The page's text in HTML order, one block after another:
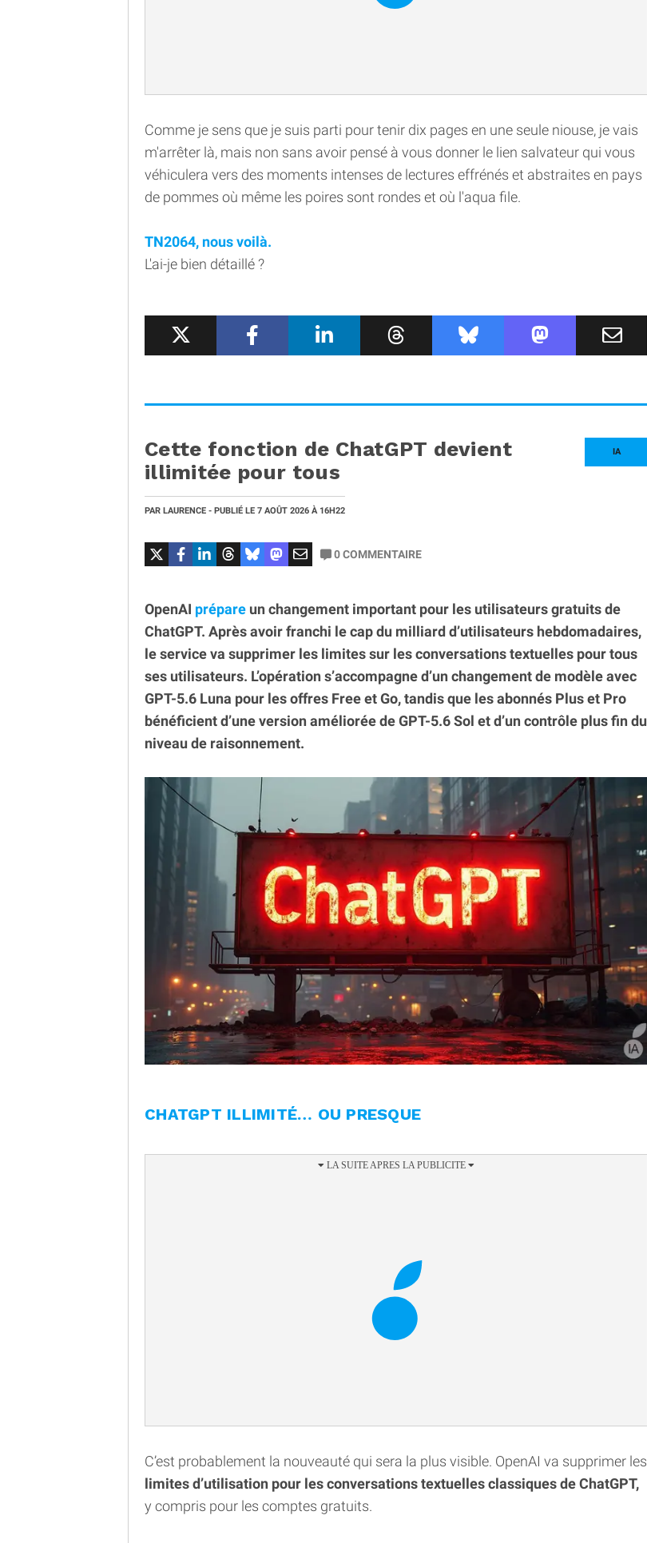
Comme je sens que je suis parti pour tenir dix pages en une seule niouse, je vais
m'arrêter là, mais non sans avoir pensé à vous donner le lien salvateur qui vous
véhiculera vers des moments intenses de lectures effrénés et abstraites en pays
de pommes où même les poires sont rondes et où l'aqua file.
TN2064, nous voilà.
L'ai-je bien détaillé ?
IA
Cette fonction de ChatGPT devient
illimitée pour tous
PAR LAURENCE - PUBLIÉ LE 7 AOÛT 2026 À 16H22
0COMMENTAIRE
OpenAI prépare un changement important pour les utilisateurs gratuits de
ChatGPT. Après avoir franchi le cap du milliard d’utilisateurs hebdomadaires,
le service va supprimer les limites sur les conversations textuelles pour tous
ses utilisateurs. L’opération s’accompagne d’un changement de modèle avec
GPT-5.6 Luna pour les offres Free et Go, tandis que les abonnés Plus et Pro
bénéficient d’une version améliorée de GPT-5.6 Sol et d’un contrôle plus fin du
niveau de raisonnement.
CHATGPT ILLIMITÉ… OU PRESQUE
C’est probablement la nouveauté qui sera la plus visible. OpenAI va supprimer les
limites d’utilisation pour les conversations textuelles classiques de ChatGPT,
y compris pour les comptes gratuits.